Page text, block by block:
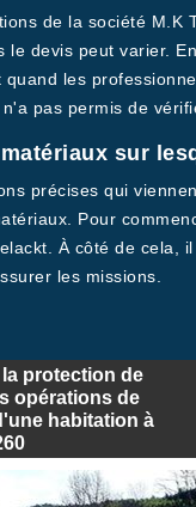
de la société M.K
le devis peut varier.
quand les
pas permis de
sur
précises qui
Pour
À côté de cela,
les missions.
protection de
opérations de
habitation à